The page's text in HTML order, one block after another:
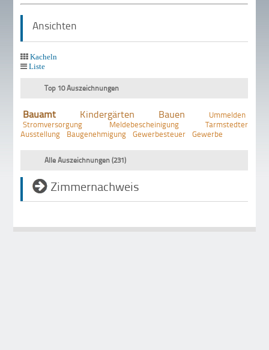
Ansichten
Kacheln
Liste
Top 10 Auszeichnungen
Bauamt Kindergärten Bauen
Ummelden
Stromversorgung
Meldebescheinigung
Tarmstedter
Ausstellung
Baugenehmigung Gewerbesteuer Gewerbe
Alle Auszeichnungen (231)
Zimmernachweis